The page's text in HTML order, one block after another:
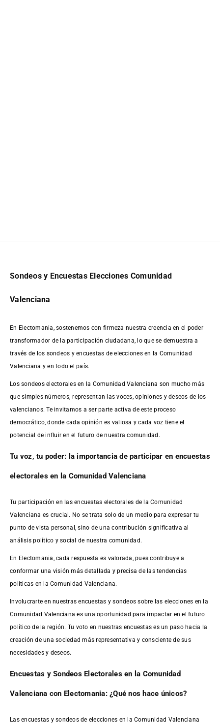
Sondeos y Encuestas Elecciones Comunidad
Valenciana
En Electomania, sostenemos con firmeza nuestra creencia en el poder
transformador de la participación ciudadana, lo que se demuestra a
través de los sondeos y encuestas de elecciones en la Comunidad
Valenciana y en todo el país.
Los sondeos electorales en la Comunidad Valenciana son mucho más
que simples números; representan las voces, opiniones y deseos de los
valencianos. Te invitamos a ser parte activa de este proceso
democrático, donde cada opinión es valiosa y cada voz tiene el
potencial de influir en el futuro de nuestra comunidad.
Tu voz, tu poder: la importancia de participar en encuestas
electorales en la Comunidad Valenciana
Tu participación en las encuestas electorales de la Comunidad
Valenciana es crucial. No se trata solo de un medio para expresar tu
punto de vista personal, sino de una contribución significativa al
análisis político y social de nuestra comunidad.
En Electomania, cada respuesta es valorada, pues contribuye a
conformar una visión más detallada y precisa de las tendencias
políticas en la Comunidad Valenciana.
Involucrarte en nuestras encuestas y sondeos sobre las elecciones en la
Comunidad Valenciana es una oportunidad para impactar en el futuro
político de la región. Tu voto en nuestras encuestas es un paso hacia la
creación de una sociedad más representativa y consciente de sus
necesidades y deseos.
Encuestas y Sondeos Electorales en la Comunidad
Valenciana con Electomania: ¿Qué nos hace únicos?
Las encuestas y sondeos de elecciones en la Comunidad Valenciana